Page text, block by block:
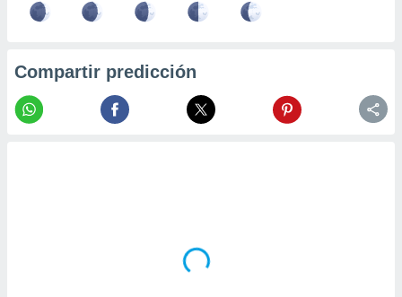
Compartir predicción